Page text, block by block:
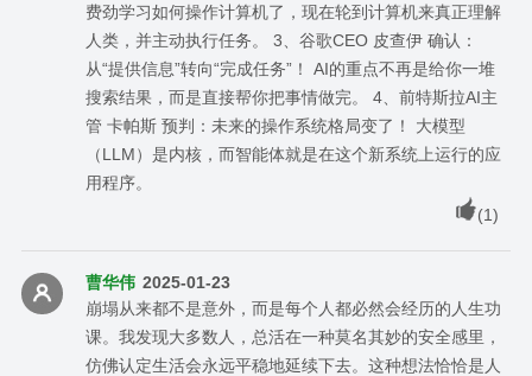
费劲学习如何操作计算机了，现在轮到计算机来真正理解
人类，并主动执行任务。 3、谷歌CEO 皮查伊 确认：
从“提供信息”转向“完成任务”！ AI的重点不再是给你一堆
搜索结果，而是直接帮你把事情做完。 4、前特斯拉AI主
管 卡帕斯 预判：未来的操作系统格局变了！ 大模型
（LLM）是内核，而智能体就是在这个新系统上运行的应
用程序。
(1)
曹华伟 2025-01-23
崩塌从来都不是意外，而是每个人都必然会经历的人生功
课。我发现大多数人，总活在一种莫名其妙的安全感里，
仿佛认定生活会永远平稳地延续下去。这种想法恰恰是人